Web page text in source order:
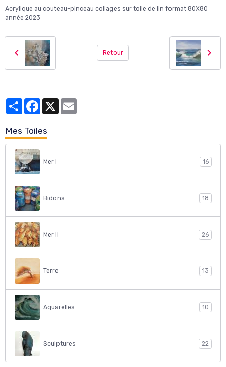
Acrylique au couteau-pinceau collages sur toile de lin format 80X80
année 2023
Retour
PartagerFacebook
X
Mes Toiles
Mer I 16
Bidons 18
Mer II 26
Terre 13
Aquarelles 10
Sculptures 22